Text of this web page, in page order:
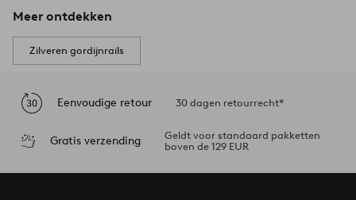
Meer ontdekken
Zilveren gordijnrails
Eenvoudige retour 30 dagen retourrecht*
Gratis verzending
Geldt voor standaard pakketten
boven de 129 EUR